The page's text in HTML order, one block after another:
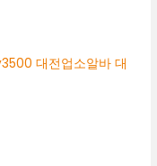
대전업소알바 대